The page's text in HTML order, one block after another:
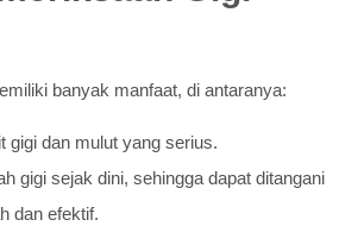
banyak manfaat, di antaranya:
gigi dan mulut yang serius.
gigi sejak dini, sehingga dapat ditangani
dan efektif.